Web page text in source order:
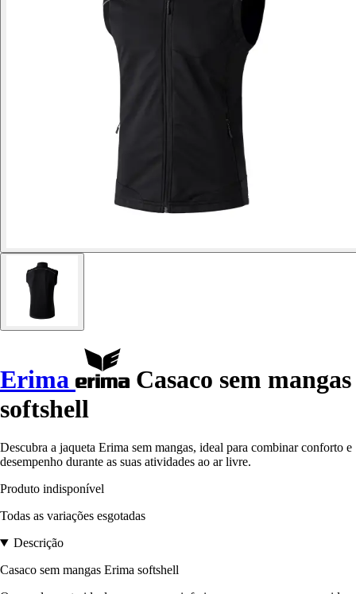
Erima
Casaco sem mangas
softshell
Descubra a jaqueta Erima sem mangas, ideal para combinar conforto e
desempenho durante as suas atividades ao ar livre.
Produto indisponível
Todas as variações esgotadas
Descrição
Casaco sem mangas Erima softshell